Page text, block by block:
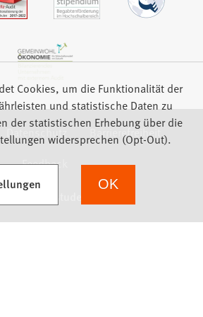
Datenschutz
Barrierefreiheit
Feedback
Cookies, um die Funktionalität der
und statistische Daten zu
der statistischen Erhebung über die
widersprechen (Opt-Out).
OK